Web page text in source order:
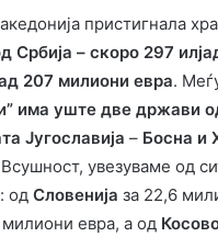
пристигнала
Србија – скоро 297
207 милиони евра.
има уште две држави
Југославија – Босна и
увезуваме од
од Словенија за 22,6
милиони евра, а од